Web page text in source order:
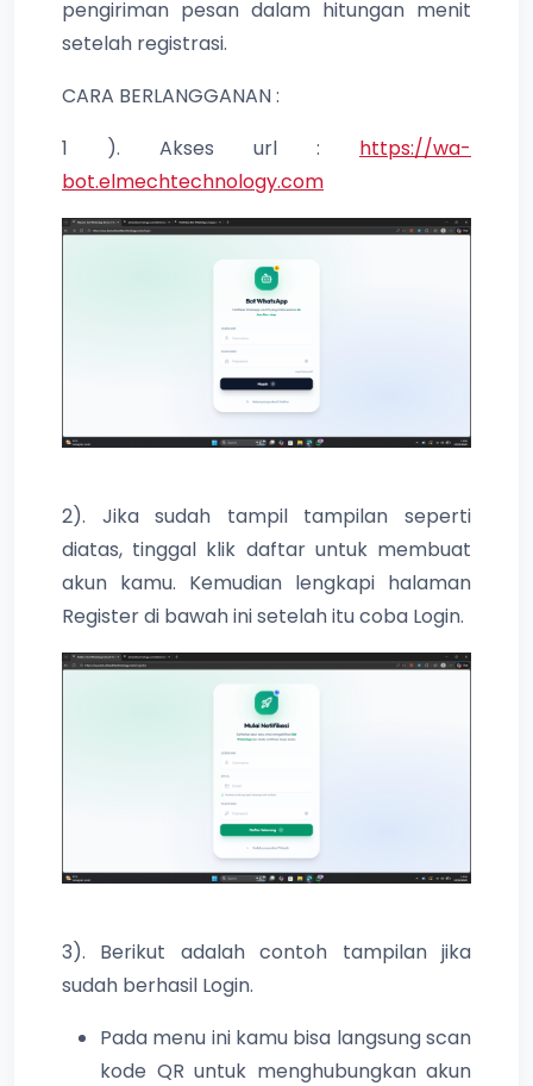
pengiriman pesan dalam hitungan menit
setelah registrasi.
CARA BERLANGGANAN :
1 ). Akses url : https://wa-
bot.elmechtechnology.com
2). Jika sudah tampil tampilan seperti
diatas, tinggal klik daftar untuk membuat
akun kamu. Kemudian lengkapi halaman
Register di bawah ini setelah itu coba Login.
3). Berikut adalah contoh tampilan jika
sudah berhasil Login.
Pada menu ini kamu bisa langsung scan
kode QR untuk menghubungkan akun